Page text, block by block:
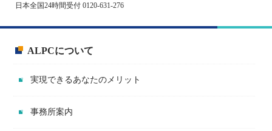
日本全国24時間受付 0120-631-276
ALPCについて
実現できるあなたのメリット
事務所案内